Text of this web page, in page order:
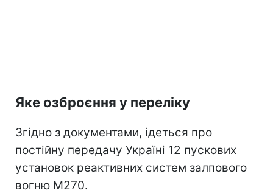
Яке озброєння у переліку
Згідно з документами, ідеться про
постійну передачу Україні 12 пускових
установок реактивних систем залпового
вогню M270.